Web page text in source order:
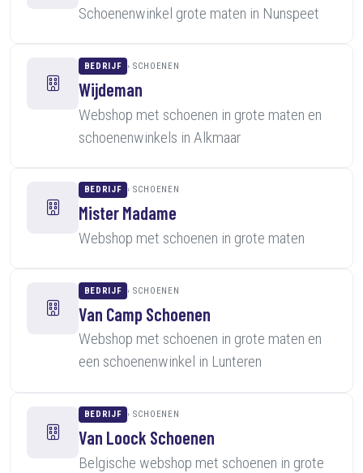
Schoenenwinkel grote maten in Nunspeet
BEDRIJF SCHOENEN
Wijdeman
Webshop met schoenen in grote maten en
schoenenwinkels in Alkmaar
BEDRIJF SCHOENEN
Mister Madame
Webshop met schoenen in grote maten
BEDRIJF SCHOENEN
Van Camp Schoenen
Webshop met schoenen in grote maten en
een schoenenwinkel in Lunteren
BEDRIJF SCHOENEN
Van Loock Schoenen
Belgische webshop met schoenen in grote